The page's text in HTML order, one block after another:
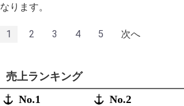
なります。
1 2 3 4 5 次へ
売上ランキング
No.1 No.2